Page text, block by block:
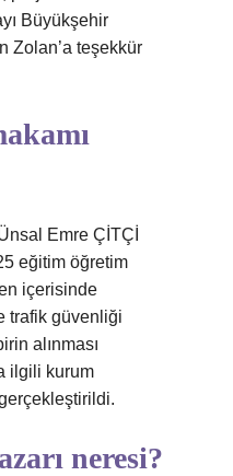
Büyükşehir
Zolan’a teşekkür
Emre ÇİTÇİ
eğitim öğretim
içerisinde
trafik güvenliği
alınması
ilgili kurum
neresi?